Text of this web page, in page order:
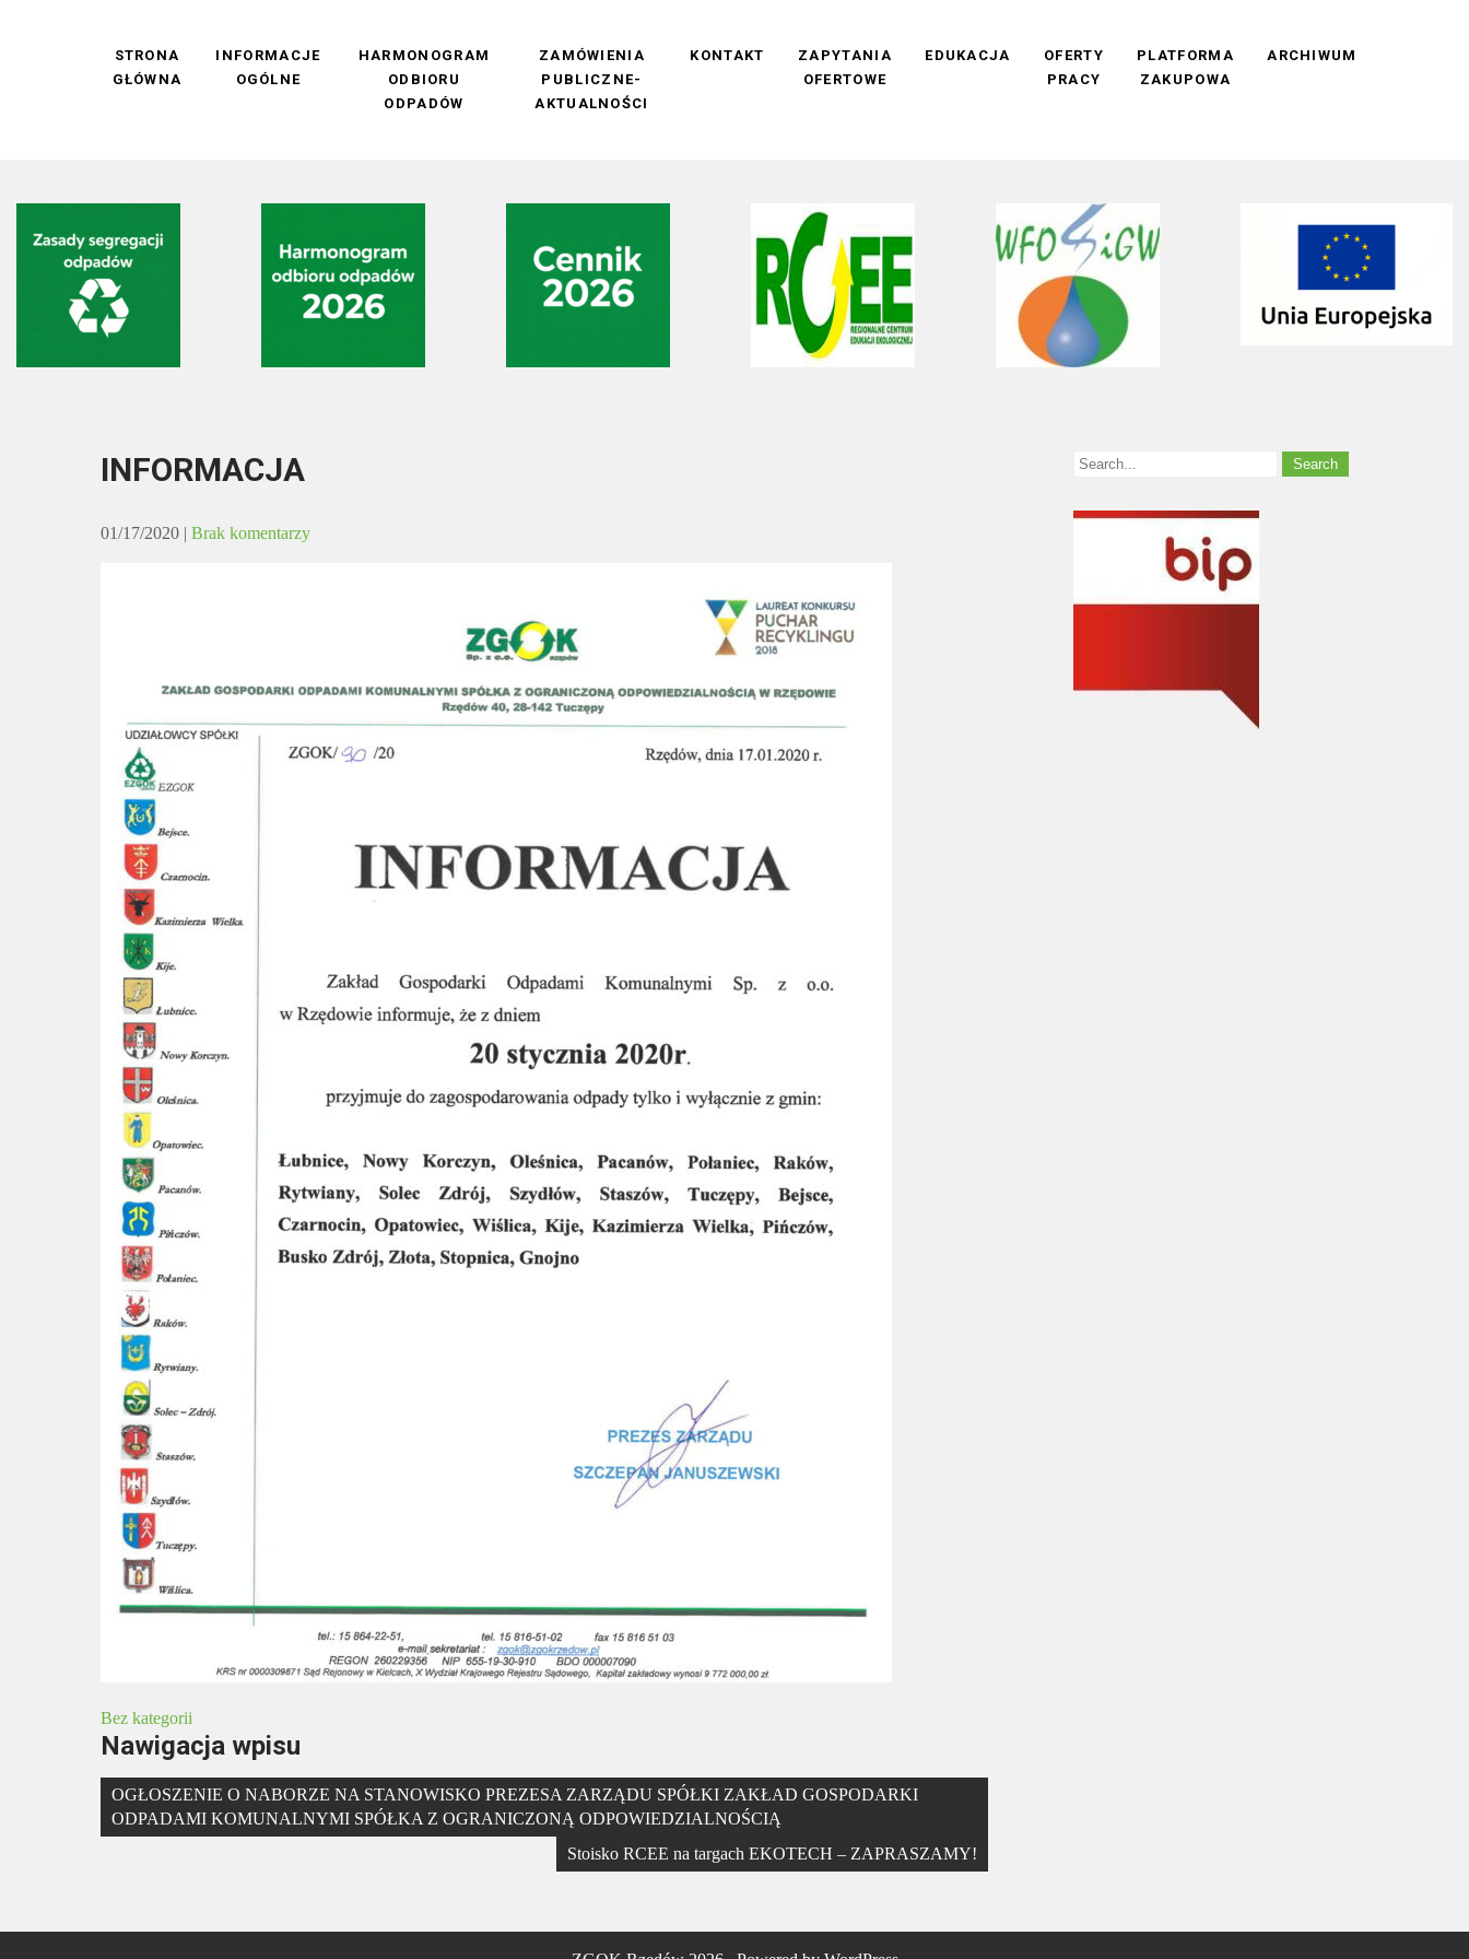
STRONA
GŁÓWNA
INFORMACJE
OGÓLNE
HARMONOGRAM
ODBIORU
ODPADÓW
ZAMÓWIENIA
PUBLICZNE-
AKTUALNOŚCI
KONTAKT
ZAPYTANIA
OFERTOWE
EDUKACJA
OFERTY
PRACY
PLATFORMA
ZAKUPOWA
ARCHIWUM
INFORMACJA
01/17/2020 | Brak komentarzy
Bez kategorii
Nawigacja wpisu
OGŁOSZENIE O NABORZE NA STANOWISKO PREZESA ZARZĄDU SPÓŁKI ZAKŁAD GOSPODARKI
ODPADAMI KOMUNALNYMI SPÓŁKA Z OGRANICZONĄ ODPOWIEDZIALNOŚCIĄ
Stoisko RCEE na targach EKOTECH – ZAPRASZAMY!